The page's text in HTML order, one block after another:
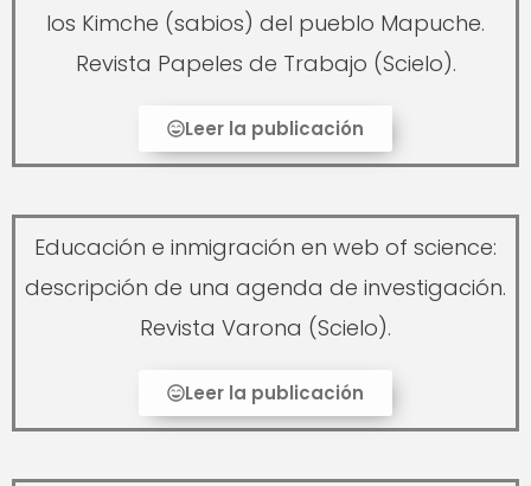
los Kimche (sabios) del pueblo Mapuche.
Revista Papeles de Trabajo (Scielo).
Leer la publicación
Educación e inmigración en web of science:
descripción de una agenda de investigación.
Revista Varona (Scielo).
Leer la publicación